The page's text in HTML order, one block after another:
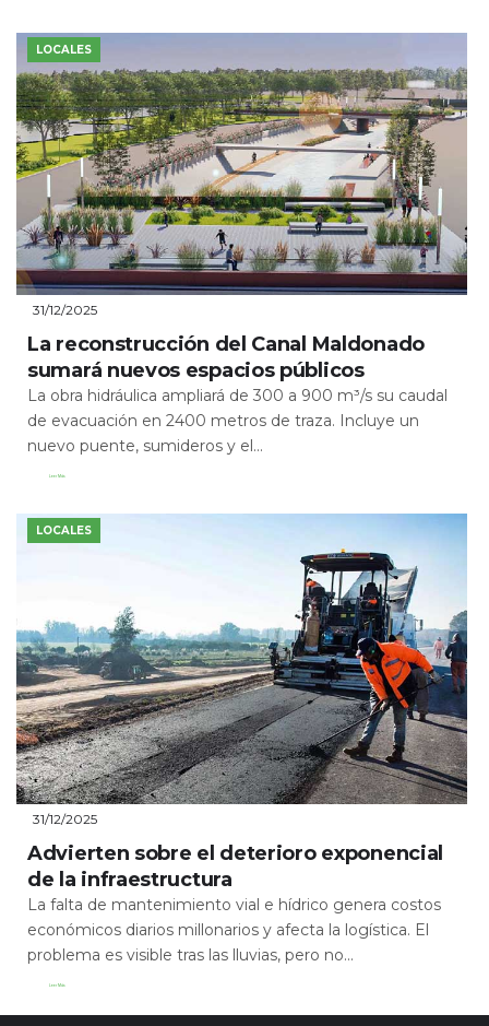
LOCALES
31/12/2025
La reconstrucción del Canal Maldonado
sumará nuevos espacios públicos
La obra hidráulica ampliará de 300 a 900 m³/s su caudal
de evacuación en 2400 metros de traza. Incluye un
nuevo puente, sumideros y el...
Leer Más
LOCALES
31/12/2025
Advierten sobre el deterioro exponencial
de la infraestructura
La falta de mantenimiento vial e hídrico genera costos
económicos diarios millonarios y afecta la logística. El
problema es visible tras las lluvias, pero no...
Leer Más